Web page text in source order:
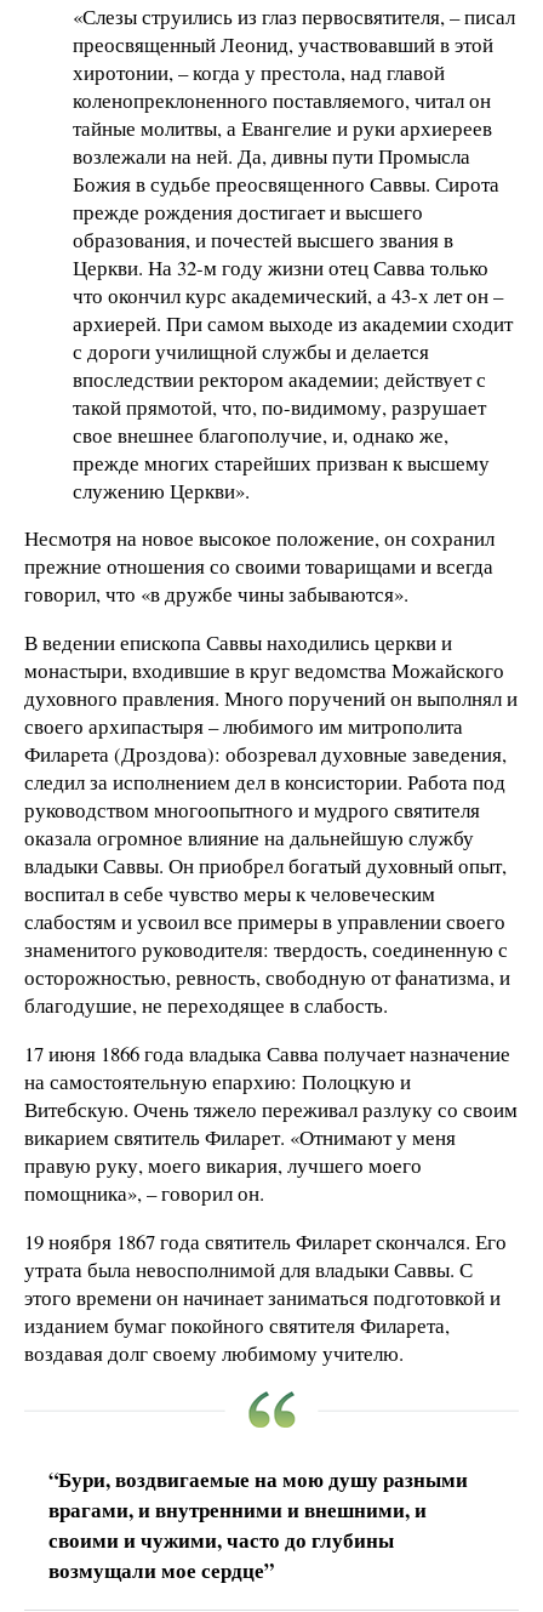
«Слезы струились из глаз первосвятителя, – писал
преосвященный Леонид, участвовавший в этой
хиротонии, – когда у престола, над главой
коленопреклоненного поставляемого, читал он
тайные молитвы, а Евангелие и руки архиереев
возлежали на ней. Да, дивны пути Промысла
Божия в судьбе преосвященного Саввы. Сирота
прежде рождения достигает и высшего
образования, и почестей высшего звания в
Церкви. На 32-м году жизни отец Савва только
что окончил курс академический, а 43-х лет он –
архиерей. При самом выходе из академии сходит
с дороги училищной службы и делается
впоследствии ректором академии; действует с
такой прямотой, что, по-видимому, разрушает
свое внешнее благополучие, и, однако же,
прежде многих старейших призван к высшему
служению Церкви».
Несмотря на новое высокое положение, он сохранил
прежние отношения со своими товарищами и всегда
говорил, что «в дружбе чины забываются».
В ведении епископа Саввы находились церкви и
монастыри, входившие в круг ведомства Можайского
духовного правления. Много поручений он выполнял и
своего архипастыря – любимого им митрополита
Филарета (Дроздова): обозревал духовные заведения,
следил за исполнением дел в консистории. Работа под
руководством многоопытного и мудрого святителя
оказала огромное влияние на дальнейшую службу
владыки Саввы. Он приобрел богатый духовный опыт,
воспитал в себе чувство меры к человеческим
слабостям и усвоил все примеры в управлении своего
знаменитого руководителя: твердость, соединенную с
осторожностью, ревность, свободную от фанатизма, и
благодушие, не переходящее в слабость.
17 июня 1866 года владыка Савва получает назначение
на самостоятельную епархию: Полоцкую и
Витебскую. Очень тяжело переживал разлуку со своим
викарием святитель Филарет. «Отнимают у меня
правую руку, моего викария, лучшего моего
помощника», – говорил он.
19 ноября 1867 года святитель Филарет скончался. Его
утрата была невосполнимой для владыки Саввы. С
этого времени он начинает заниматься подготовкой и
изданием бумаг покойного святителя Филарета,
воздавая долг своему любимому учителю.
“Бури, воздвигаемые на мою душу разными
врагами, и внутренними и внешними, и
своими и чужими, часто до глубины
возмущали мое сердце”